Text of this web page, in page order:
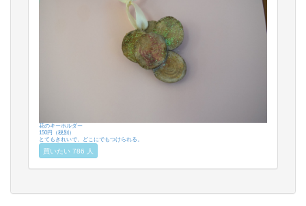
花のキーホルダー
150円（税別）
とてもきれいで、どこにでもつけられる。
買いたい 786 人